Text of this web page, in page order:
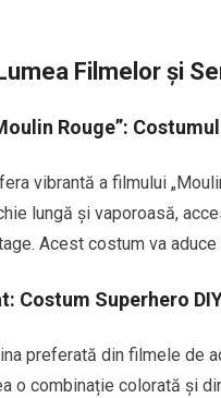
Filmelor și
Rouge”:
vibrantă a filmului
lungă și vaporoasă,
Acest costum va
Costum Superhero
preferată din filmele de
o combinație colorată și